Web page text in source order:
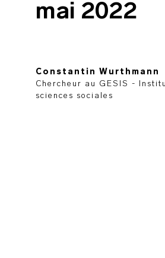
mai 2022
Constantin Wurthmann
Chercheur au GESIS -
sciences sociales